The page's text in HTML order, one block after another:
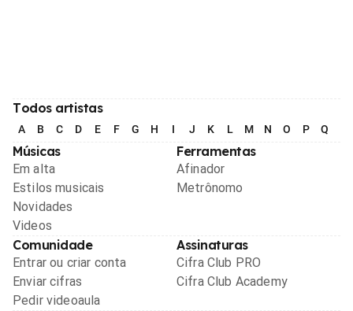
Todos artistas
A B C D E F G H I J K L M N O P Q
Músicas
Em alta
Estilos musicais
Novidades
Videos
Ferramentas
Afinador
Metrônomo
Comunidade
Entrar ou criar conta
Enviar cifras
Pedir videoaula
Assinaturas
Cifra Club PRO
Cifra Club Academy